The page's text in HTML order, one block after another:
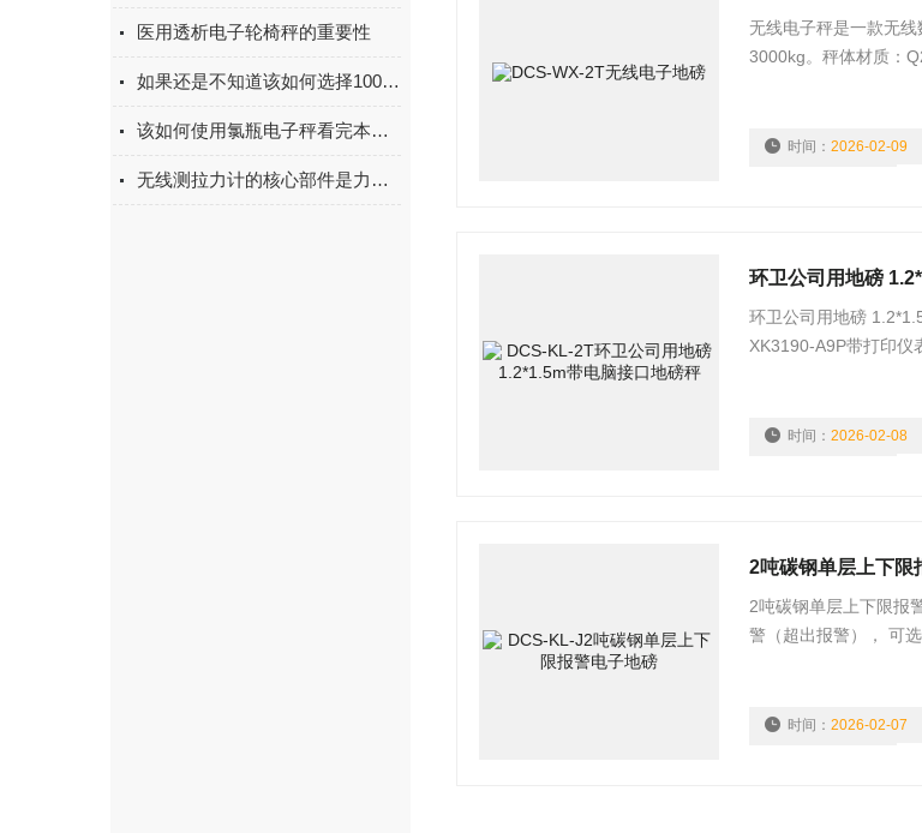
医用透析电子轮椅秤的重要性
如果还是不知道该如何选择100吨地磅那不妨看看这些
该如何使用氯瓶电子秤看完本篇你就知道了
无线测拉力计的核心部件是力学传感器
无线电子秤是一款无
3000kg。秤体材质：
时间：2026-02-09
环卫公司用地磅
环卫公司用地磅
XK3190-A9P带打印仪
时间：2026-02-08
2吨碳钢单层上下限
2吨碳钢单层上下限报
警（超出报警）， 可
时间：2026-02-07